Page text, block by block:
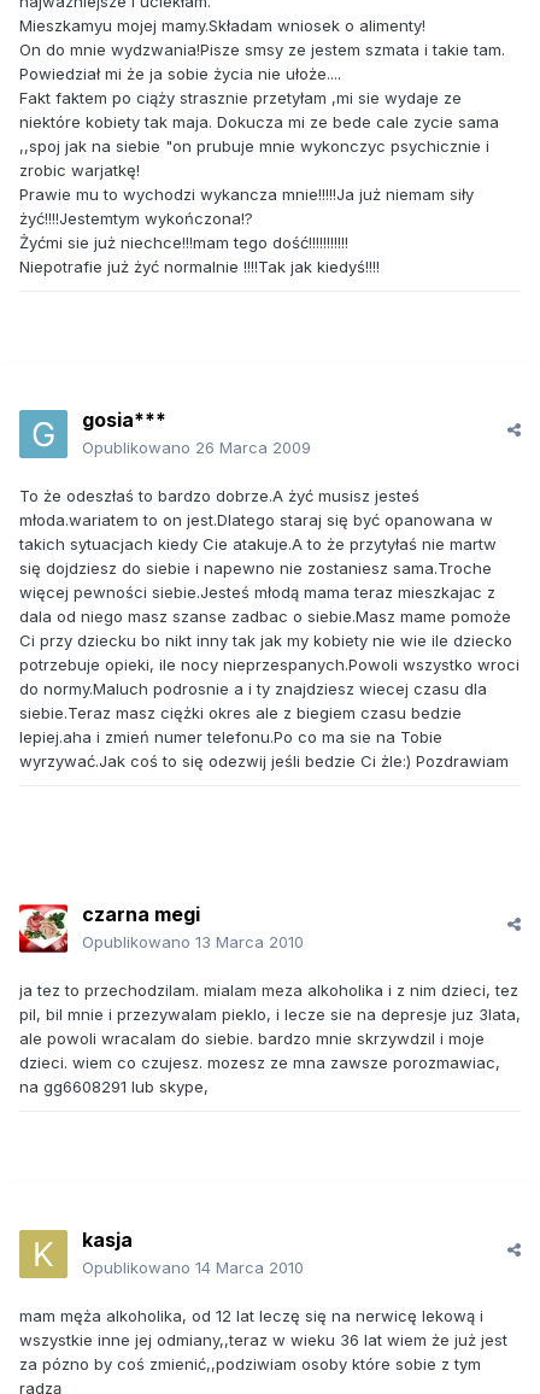
Mieszkamyu mojej mamy.Składam wniosek o alimenty!
On do mnie wydzwania!Pisze smsy ze jestem szmata i takie tam.
Powiedział mi że ja sobie życia nie ułoże....
Fakt faktem po ciąży strasznie przetyłam ,mi sie wydaje ze
niektóre kobiety tak maja. Dokucza mi ze bede cale zycie sama
,,spoj jak na siebie "on prubuje mnie wykonczyc psychicznie i
zrobic warjatkę!
Prawie mu to wychodzi wykancza mnie!!!!!Ja już niemam siły
żyć!!!!Jestemtym wykończona!?
Żyćmi sie już niechce!!!mam tego dość!!!!!!!!!!!
Niepotrafie już żyć normalnie !!!!Tak jak kiedyś!!!!
gosia***
Opublikowano 26 Marca 2009
To że odeszłaś to bardzo dobrze.A żyć musisz jesteś
młoda.wariatem to on jest.Dlatego staraj się być opanowana w
takich sytuacjach kiedy Cie atakuje.A to że przytyłaś nie martw
się dojdziesz do siebie i napewno nie zostaniesz sama.Troche
więcej pewności siebie.Jesteś młodą mama teraz mieszkajac z
dala od niego masz szanse zadbac o siebie.Masz mame pomoże
Ci przy dziecku bo nikt inny tak jak my kobiety nie wie ile dziecko
potrzebuje opieki, ile nocy nieprzespanych.Powoli wszystko wroci
do normy.Maluch podrosnie a i ty znajdziesz wiecej czasu dla
siebie.Teraz masz ciężki okres ale z biegiem czasu bedzie
lepiej.aha i zmień numer telefonu.Po co ma sie na Tobie
wyrzywać.Jak coś to się odezwij jeśli bedzie Ci żle:) Pozdrawiam
czarna megi
Opublikowano 13 Marca 2010
ja tez to przechodzilam. mialam meza alkoholika i z nim dzieci, tez
pil, bil mnie i przezywalam pieklo, i lecze sie na depresje juz 3lata,
ale powoli wracalam do siebie. bardzo mnie skrzywdzil i moje
dzieci. wiem co czujesz. mozesz ze mna zawsze porozmawiac,
na gg6608291 lub skype,
kasja
Opublikowano 14 Marca 2010
mam męża alkoholika, od 12 lat leczę się na nerwicę lekową i
wszystkie inne jej odmiany,,teraz w wieku 36 lat wiem że już jest
za pózno by coś zmienić,,podziwiam osoby które sobie z tym
radzą